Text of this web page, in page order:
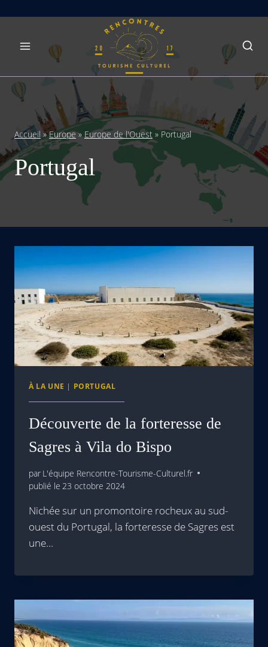
Accueil »Europe» Europe de l'Ouest » Portugal
Portugal
À LA UNE | PORTUGAL
Découverte de la forteresse de
Sagres à Vila do Bispo
par L'équipe Rencontre-Tourisme-Culturel.fr
publié le 23 octobre 2024
Nichée sur un promontoire rocheux au sud-
ouest du Portugal, la forteresse de Sagres est
une…